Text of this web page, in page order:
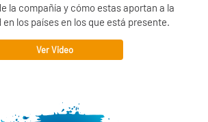
la compañía y cómo estas aportan a la
los países en los que está presente.
Ver Video